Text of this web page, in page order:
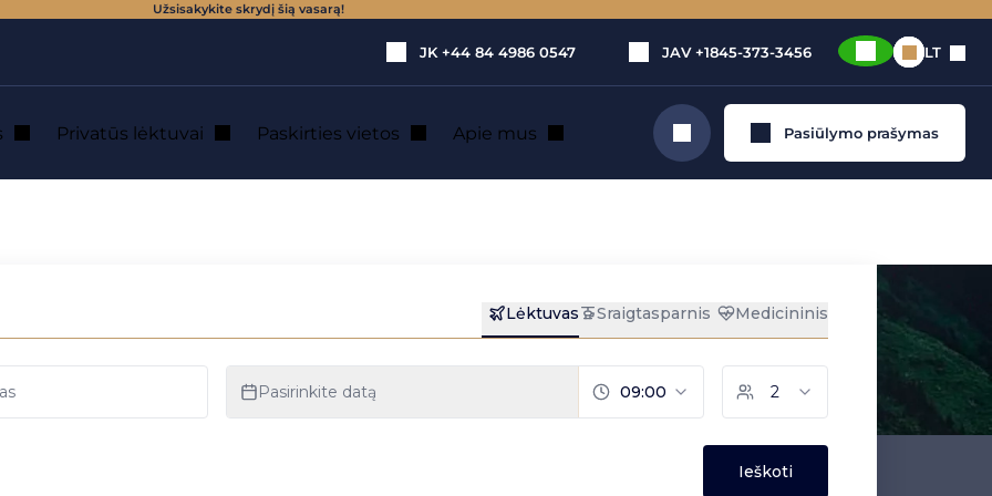
Užsisakykite skrydį šią vasarą!
JK +44 84 4986 0547 JAV +1845-373-3456 LT
Privatūs lėktuvai Paskirties vietos Apie mus Ieškoti Pasiūlymo prašymas